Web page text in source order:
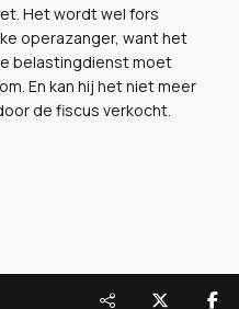
Het wordt wel fors
operazanger, want het
belastingdienst moet
En kan hij het niet meer
de fiscus verkocht.